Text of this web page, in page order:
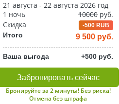
21 августа - 22 августа 2026 год
1 ночь
10000 руб.
Скидка
-500 RUB
Итого 9 500 руб.
Ваша выгода +500 руб.
Забронировать сейчас
Бронируйте за 2 минуты! Без риска!
Отмена без штрафа